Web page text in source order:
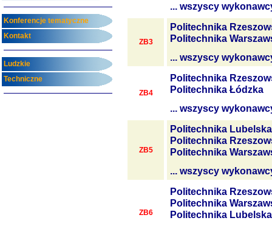
Konferencje tematyczne
Kontakt
Ludzkie
Techniczne
... wszyscy
ZB3
Politechnika
Politechnika
... wszyscy
ZB4
Politechnika
Politechnika Łódzka
... wszyscy
ZB5
Politechnika Lubelska
Politechnika
Politechnika
... wszyscy
ZB6
Politechnika
Politechnika
Politechnika Lubelska